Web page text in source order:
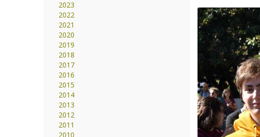
2023
2022
2021
2020
2019
2018
2017
2016
2015
2014
2013
2012
2011
2010